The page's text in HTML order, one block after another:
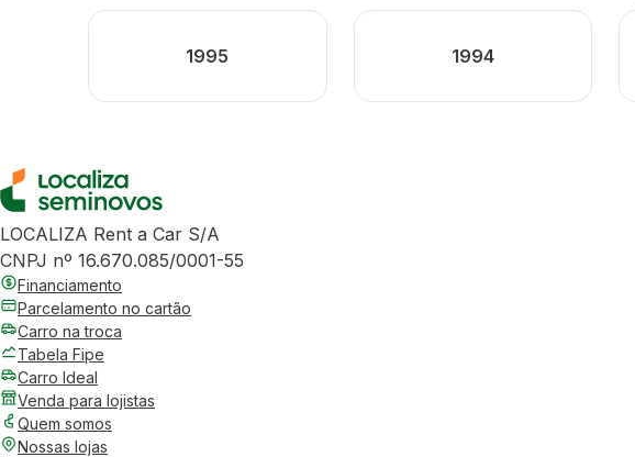
1995 1994
LOCALIZA Rent a Car S/A
CNPJ nº 16.670.085/0001-55
Financiamento
Parcelamento no cartão
Carro na troca
Tabela Fipe
Carro Ideal
Venda para lojistas
Quem somos
Nossas lojas